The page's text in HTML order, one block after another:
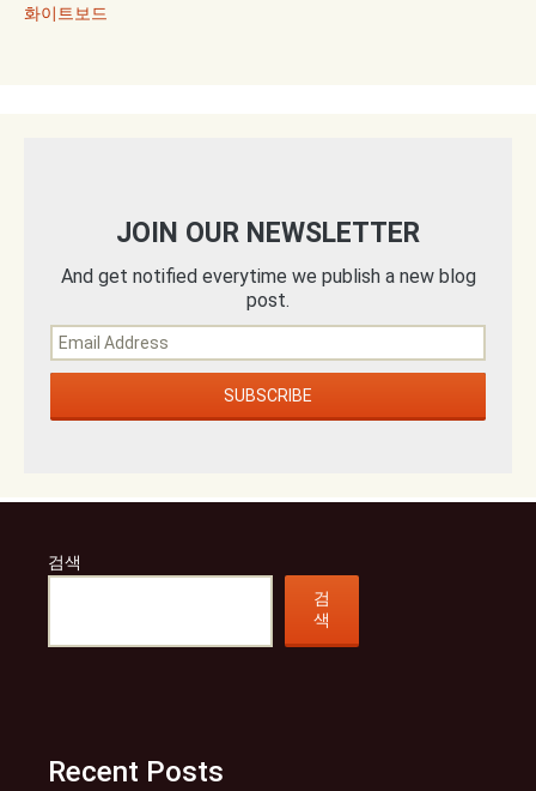
화이트보드
JOIN OUR NEWSLETTER
And get notified everytime we publish a new blog
post.
검색
검
색
Recent Posts